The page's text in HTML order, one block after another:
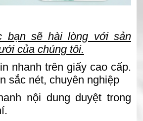
bạn sẽ hài lòng với sản
của chúng tôi.
nhanh trên giấy cao cấp.
sắc nét, chuyên nghiệp
nội dung duyệt trong